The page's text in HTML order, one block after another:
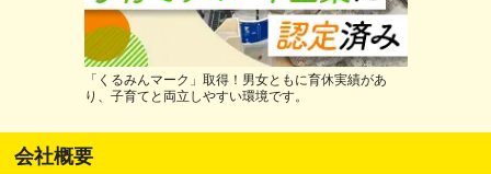
「くるみんマーク」取得！男女ともに育休実績があ
り、子育てと両立しやすい環境です。
会社概要